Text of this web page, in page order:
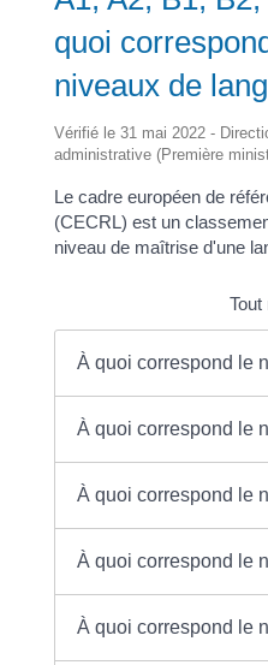
quoi
niveaux de
Vérifié le 31 mai 2022 -
administrative (Première
Le cadre européen de
(CECRL) est un
niveau de maîtrise d'une
Tout
À quoi correspond le
À quoi correspond le
À quoi correspond le
À quoi correspond le
À quoi correspond le